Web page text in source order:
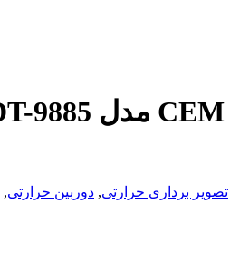
تصویر برداری حرارتی, دوربین حرارتی,